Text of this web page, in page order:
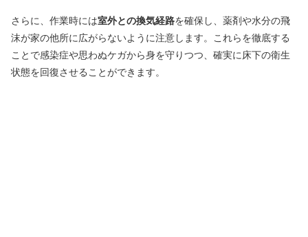
さらに、作業時には室外との換気経路を確保し、薬剤や水分の飛
沫が家の他所に広がらないように注意します。これらを徹底する
ことで感染症や思わぬケガから身を守りつつ、確実に床下の衛生
状態を回復させることができます。